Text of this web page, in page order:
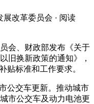
展改革委员会 · 阅读
会、财政部发布《关于
旧换新政策的通知》，
贴标准和工作要求。
公交车更新。推动城市
市公交车及动力电池更